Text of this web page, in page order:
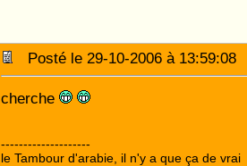
Posté le 29-10-2006 à
cherche
--------------------
le Tambour d'arabie, il n'y a que ça de vrai